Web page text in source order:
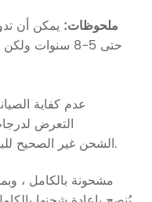
ملحوظات:
حتى 5-8 سنوات
- عدم كفاية
- التعرض
- الشحن غير الصحيح للبطارية باستخدام شاحن غير مناسب.